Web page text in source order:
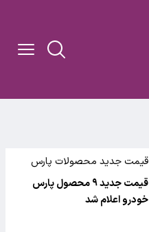
قیمت جدید محصولات پارس
خودرو
قیمت جدید ۹ محصول پارس
خودرو اعلام شد